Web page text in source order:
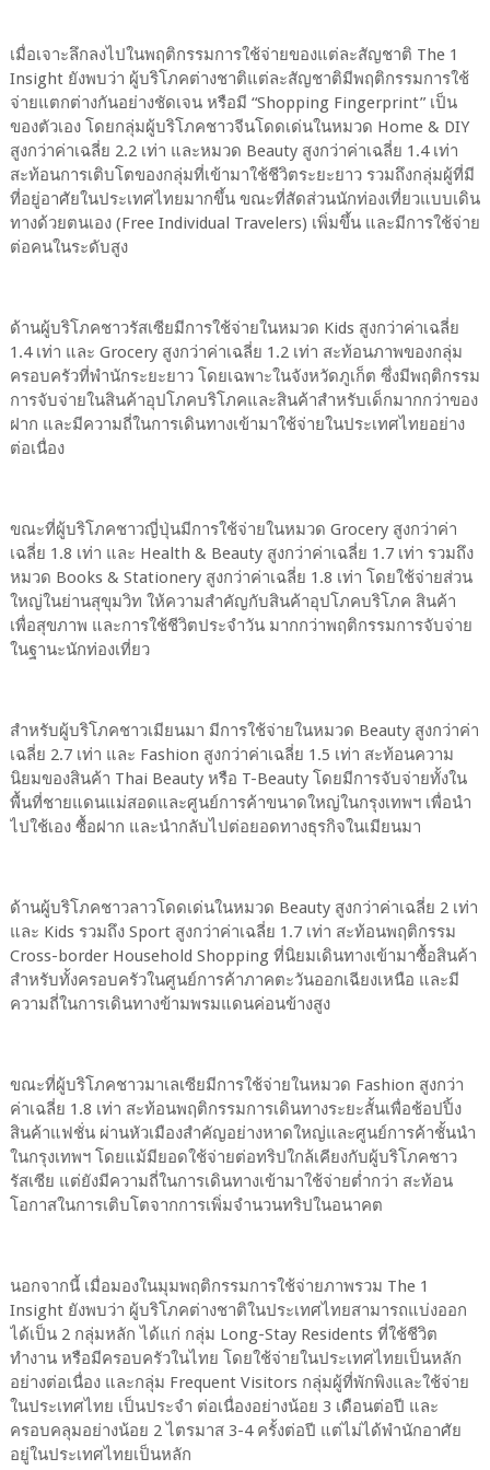
เมื่อเจาะลึกลงไปในพฤติกรรมการใช้จ่ายของแต่ละสัญชาติ The 1
Insight ยังพบว่า ผู้บริโภคต่างชาติแต่ละสัญชาติมีพฤติกรรมการใช้
จ่ายแตกต่างกันอย่างชัดเจน หรือมี “Shopping Fingerprint” เป็น
ของตัวเอง โดยกลุ่มผู้บริโภคชาวจีนโดดเด่นในหมวด Home & DIY
สูงกว่าค่าเฉลี่ย 2.2 เท่า และหมวด Beauty สูงกว่าค่าเฉลี่ย 1.4 เท่า
สะท้อนการเติบโตของกลุ่มที่เข้ามาใช้ชีวิตระยะยาว รวมถึงกลุ่มผู้ที่มี
ที่อยู่อาศัยในประเทศไทยมากขึ้น ขณะที่สัดส่วนนักท่องเที่ยวแบบเดิน
ทางด้วยตนเอง (Free Individual Travelers) เพิ่มขึ้น และมีการใช้จ่าย
ต่อคนในระดับสูง
ด้านผู้บริโภคชาวรัสเซียมีการใช้จ่ายในหมวด Kids สูงกว่าค่าเฉลี่ย
1.4 เท่า และ Grocery สูงกว่าค่าเฉลี่ย 1.2 เท่า สะท้อนภาพของกลุ่ม
ครอบครัวที่พำนักระยะยาว โดยเฉพาะในจังหวัดภูเก็ต ซึ่งมีพฤติกรรม
การจับจ่ายในสินค้าอุปโภคบริโภคและสินค้าสำหรับเด็กมากกว่าของ
ฝาก และมีความถี่ในการเดินทางเข้ามาใช้จ่ายในประเทศไทยอย่าง
ต่อเนื่อง
ขณะที่ผู้บริโภคชาวญี่ปุ่นมีการใช้จ่ายในหมวด Grocery สูงกว่าค่า
เฉลี่ย 1.8 เท่า และ Health & Beauty สูงกว่าค่าเฉลี่ย 1.7 เท่า รวมถึง
หมวด Books & Stationery สูงกว่าค่าเฉลี่ย 1.8 เท่า โดยใช้จ่ายส่วน
ใหญ่ในย่านสุขุมวิท ให้ความสำคัญกับสินค้าอุปโภคบริโภค สินค้า
เพื่อสุขภาพ และการใช้ชีวิตประจำวัน มากกว่าพฤติกรรมการจับจ่าย
ในฐานะนักท่องเที่ยว
สำหรับผู้บริโภคชาวเมียนมา มีการใช้จ่ายในหมวด Beauty สูงกว่าค่า
เฉลี่ย 2.7 เท่า และ Fashion สูงกว่าค่าเฉลี่ย 1.5 เท่า สะท้อนความ
นิยมของสินค้า Thai Beauty หรือ T-Beauty โดยมีการจับจ่ายทั้งใน
พื้นที่ชายแดนแม่สอดและศูนย์การค้าขนาดใหญ่ในกรุงเทพฯ เพื่อนำ
ไปใช้เอง ซื้อฝาก และนำกลับไปต่อยอดทางธุรกิจในเมียนมา
ด้านผู้บริโภคชาวลาวโดดเด่นในหมวด Beauty สูงกว่าค่าเฉลี่ย 2 เท่า
และ Kids รวมถึง Sport สูงกว่าค่าเฉลี่ย 1.7 เท่า สะท้อนพฤติกรรม
Cross-border Household Shopping ที่นิยมเดินทางเข้ามาซื้อสินค้า
สำหรับทั้งครอบครัวในศูนย์การค้าภาคตะวันออกเฉียงเหนือ และมี
ความถี่ในการเดินทางข้ามพรมแดนค่อนข้างสูง
ขณะที่ผู้บริโภคชาวมาเลเซียมีการใช้จ่ายในหมวด Fashion สูงกว่า
ค่าเฉลี่ย 1.8 เท่า สะท้อนพฤติกรรมการเดินทางระยะสั้นเพื่อช้อปปิ้ง
สินค้าแฟชั่น ผ่านหัวเมืองสำคัญอย่างหาดใหญ่และศูนย์การค้าชั้นนำ
ในกรุงเทพฯ โดยแม้มียอดใช้จ่ายต่อทริปใกล้เคียงกับผู้บริโภคชาว
รัสเซีย แต่ยังมีความถี่ในการเดินทางเข้ามาใช้จ่ายต่ำกว่า สะท้อน
โอกาสในการเติบโตจากการเพิ่มจำนวนทริปในอนาคต
นอกจากนี้ เมื่อมองในมุมพฤติกรรมการใช้จ่ายภาพรวม The 1
Insight ยังพบว่า ผู้บริโภคต่างชาติในประเทศไทยสามารถแบ่งออก
ได้เป็น 2 กลุ่มหลัก ได้แก่ กลุ่ม Long-Stay Residents ที่ใช้ชีวิต
ทำงาน หรือมีครอบครัวในไทย โดยใช้จ่ายในประเทศไทยเป็นหลัก
อย่างต่อเนื่อง และกลุ่ม Frequent Visitors กลุ่มผู้ที่พักพิงและใช้จ่าย
ในประเทศไทย เป็นประจำ ต่อเนื่องอย่างน้อย 3 เดือนต่อปี และ
ครอบคลุมอย่างน้อย 2 ไตรมาส 3-4 ครั้งต่อปี แต่ไม่ได้พำนักอาศัย
อยู่ในประเทศไทยเป็นหลัก